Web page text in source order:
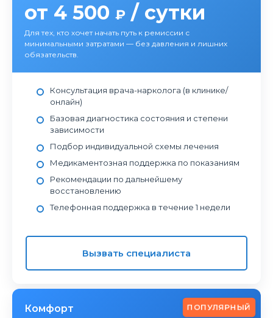
от 4 500 ₽ / сутки
Для тех, кто хочет начать путь к ремиссии с
минимальными затратами — без давления и лишних
обязательств.
Консультация врача-нарколога (в клинике/
онлайн)
Базовая диагностика состояния и степени
зависимости
Подбор индивидуальной схемы лечения
Медикаментозная поддержка по показаниям
Рекомендации по дальнейшему
восстановлению
Телефонная поддержка в течение 1 недели
Вызвать специалиста
ПОПУЛЯРНЫЙ
Комфорт